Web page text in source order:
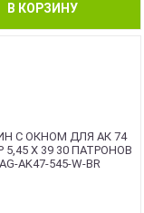
В КОРЗИНУ